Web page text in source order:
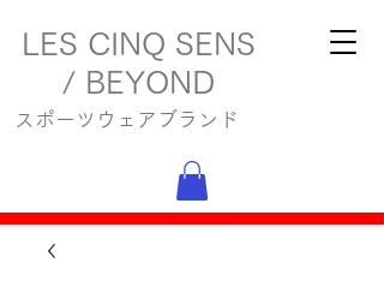
LES CINQ SENS
/ BEYOND
スポーツウェアブランド